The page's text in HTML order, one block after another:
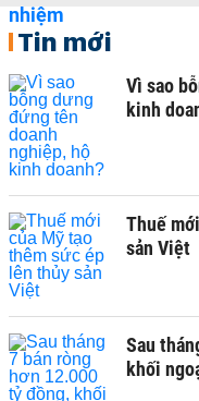
Tin mới
Vì sao
kinh
Thuế
sản Việt
Sau
khối